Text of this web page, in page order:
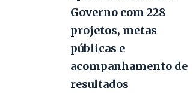
Governo com 228
projetos, metas
públicas e
acompanhamento de
resultados